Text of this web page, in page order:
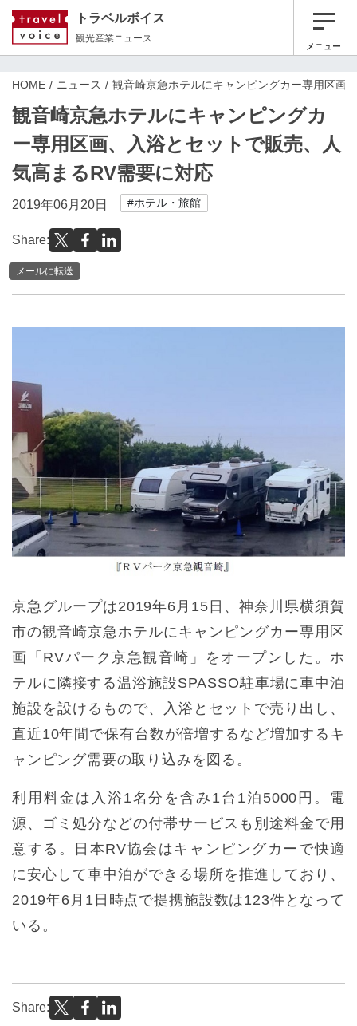
トラベルボイス
観光産業ニュース
メニュー
HOME ニュース 観音崎京急ホテルにキャンピングカー専用区画
観音崎京急ホテルにキャンピングカ
ー専用区画、入浴とセットで販売、人
気高まるRV需要に対応
2019年06月20日 #ホテル・旅館
Share:
メールに転送
京急グループは2019年6月15日、神奈川県横須賀
市の観音崎京急ホテルにキャンピングカー専用区
画「RVパーク京急観音崎」をオープンした。ホ
テルに隣接する温浴施設SPASSO駐車場に車中泊
施設を設けるもので、入浴とセットで売り出し、
直近10年間で保有台数が倍増するなど増加するキ
ャンピング需要の取り込みを図る。
利用料金は入浴1名分を含み1台1泊5000円。電
源、ゴミ処分などの付帯サービスも別途料金で用
意する。日本RV協会はキャンピングカーで快適
に安心して車中泊ができる場所を推進しており、
2019年6月1日時点で提携施設数は123件となって
いる。
Share: